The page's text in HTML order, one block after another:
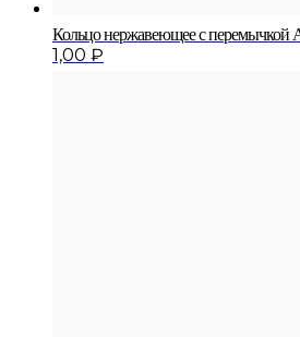
Кольцо нержавеющее с перемычкой
1,00 ₽